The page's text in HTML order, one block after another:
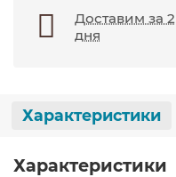
Доставим за 2
дня
Характеристики
Характеристики